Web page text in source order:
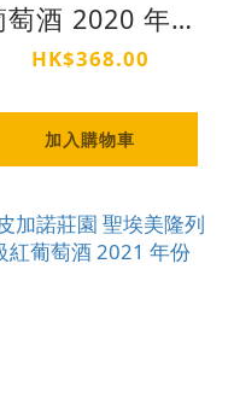
萄酒 2020 年份
意大利托斯卡納
HK$368.00
加入購物車